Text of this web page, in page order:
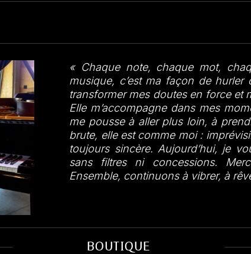
« Chaque note, chaque mot,
musique, c’est ma façon de
transformer mes doutes en force et
Elle m’accompagne dans mes
me pousse à aller plus loin, à
brute, elle est comme moi :
toujours sincère. Aujourd’hui, je
sans filtres ni concessions.
Ensemble, continuons à vibrer, à
BOUTIQUE